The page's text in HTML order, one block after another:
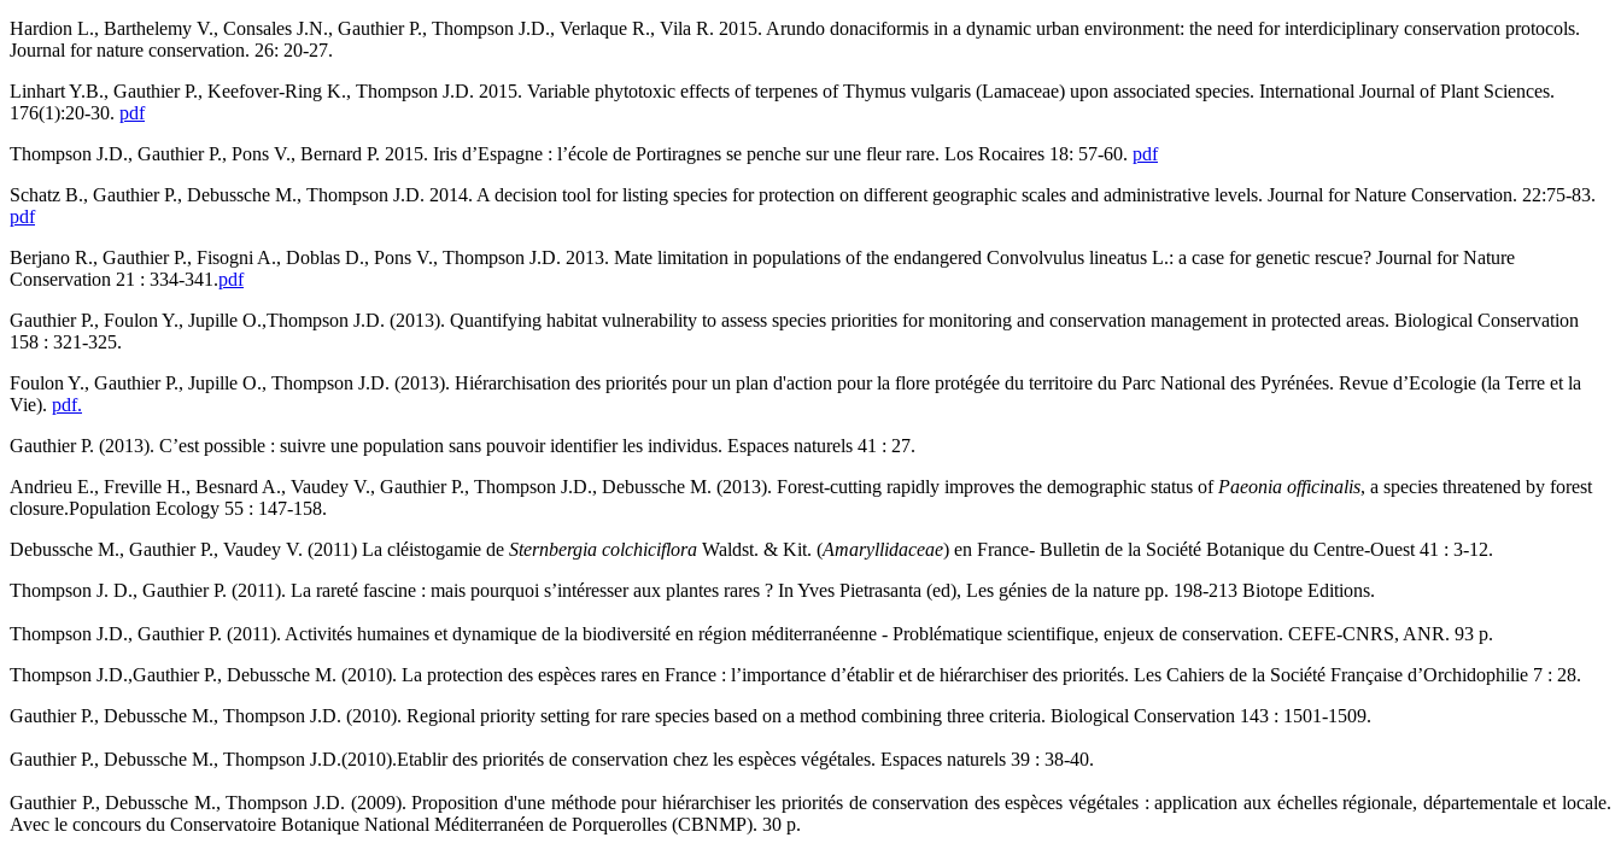
Hardion L., Barthelemy V., Consales J.N., Gauthier P., Thompson J.D., Verlaque R., Vila R. 2015. Arundo donaciformis in a dynamic urban environment: the need for interdiciplinary conservation protocols.
Journal for nature conservation. 26: 20-27.
Linhart Y.B., Gauthier P., Keefover-Ring K., Thompson J.D. 2015. Variable phytotoxic effects of terpenes of Thymus vulgaris (Lamaceae) upon associated species. International Journal of Plant Sciences.
176(1):20-30. pdf
Thompson J.D., Gauthier P., Pons V., Bernard P. 2015. Iris d’Espagne : l’école de Portiragnes se penche sur une fleur rare. Los Rocaires 18: 57-60. pdf
Schatz B., Gauthier P., Debussche M., Thompson J.D. 2014. A decision tool for listing species for protection on different geographic scales and administrative levels. Journal for Nature Conservation. 22:75-83.
pdf
Berjano R., Gauthier P., Fisogni A., Doblas D., Pons V., Thompson J.D. 2013. Mate limitation in populations of the endangered Convolvulus lineatus L.: a case for genetic rescue? Journal for Nature
Conservation 21 : 334-341.pdf
Gauthier P., Foulon Y., Jupille O.,Thompson J.D. (2013). Quantifying habitat vulnerability to assess species priorities for monitoring and conservation management in protected areas. Biological Conservation
158 : 321-325.
Foulon Y., Gauthier P., Jupille O., Thompson J.D. (2013). Hiérarchisation des priorités pour un plan d'action pour la flore protégée du territoire du Parc National des Pyrénées. Revue d’Ecologie (la Terre et la
Vie). pdf.
Gauthier P. (2013). C’est possible : suivre une population sans pouvoir identifier les individus. Espaces naturels 41 : 27.
Andrieu E., Freville H., Besnard A., Vaudey V., Gauthier P., Thompson J.D., Debussche M. (2013). Forest-cutting rapidly improves the demographic status of Paeonia officinalis, a species threatened by forest
closure.Population Ecology 55 : 147-158.
Debussche M., Gauthier P., Vaudey V. (2011) La cléistogamie de Sternbergia colchiciflora Waldst. & Kit. (Amaryllidaceae) en France- Bulletin de la Société Botanique du Centre-Ouest 41 : 3-12.
Thompson J. D., Gauthier P. (2011). La rareté fascine : mais pourquoi s’intéresser aux plantes rares ? In Yves Pietrasanta (ed), Les génies de la nature pp. 198-213 Biotope Editions.
Thompson J.D., Gauthier P. (2011). Activités humaines et dynamique de la biodiversité en région méditerranéenne - Problématique scientifique, enjeux de conservation. CEFE-CNRS, ANR. 93 p.
Thompson J.D.,Gauthier P., Debussche M. (2010). La protection des espèces rares en France : l’importance d’établir et de hiérarchiser des priorités. Les Cahiers de la Société Française d’Orchidophilie 7 : 28.
Gauthier P., Debussche M., Thompson J.D. (2010). Regional priority setting for rare species based on a method combining three criteria. Biological Conservation 143 : 1501-1509.
Gauthier P., Debussche M., Thompson J.D.(2010).Etablir des priorités de conservation chez les espèces végétales. Espaces naturels 39 : 38-40.
Gauthier P., Debussche M., Thompson J.D. (2009). Proposition d'une méthode pour hiérarchiser les priorités de conservation des espèces végétales : application aux échelles régionale, départementale et locale.
Avec le concours du Conservatoire Botanique National Méditerranéen de Porquerolles (CBNMP). 30 p.